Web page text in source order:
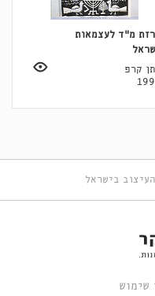
מ"ד לעצמאות
קרפ
בישראל
שימוש